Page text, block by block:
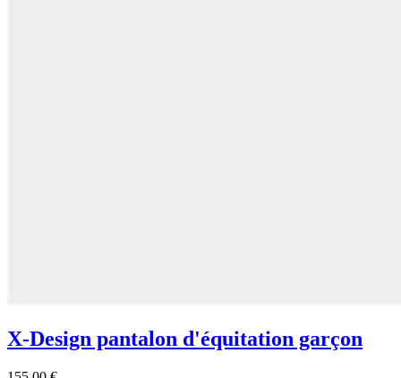
X-Design pantalon d'équitation garçon